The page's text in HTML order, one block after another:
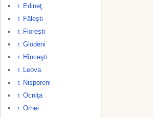
r. Edineţ
r. Făleşti
r. Floreşti
r. Glodeni
r. Hînceşti
r. Leova
r. Nisporeni
r. Ocniţa
r. Orhei